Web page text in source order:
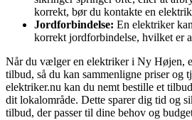
korrekt, bør du kontakte en
Jordforbindelse: En elektriker
korrekt jordforbindelse, hvilket er
Når du vælger en elektriker i Ny Højen,
tilbud, så du kan sammenligne priser og
elektriker.nu kan du nemt bestille et
dit lokalområde. Dette sparer dig tid og
tilbud, der passer til dine behov og